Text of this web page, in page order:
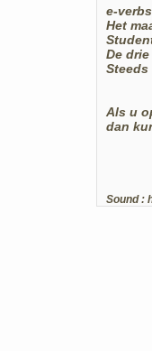
e-
Het
De
Als u
dan
Sound :